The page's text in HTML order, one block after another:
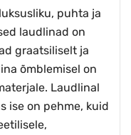
puhta ja
laudlinad on
graatsiliselt ja
õmblemisel on
Laudlinal
ise on pehme, kuid